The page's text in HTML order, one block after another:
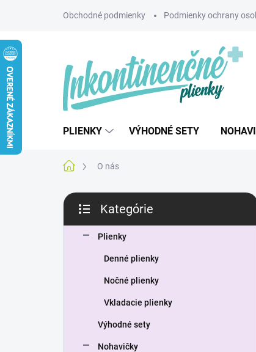
Obchodné podmienky Podmienky ochrany
PLIENKY VÝHODNÉ SETY
DomovO nás
B
č
Kategórie
Plienky
Denné plienky
Nočné plienky
Vkladacie plienky
Výhodné sety
Nohavičky